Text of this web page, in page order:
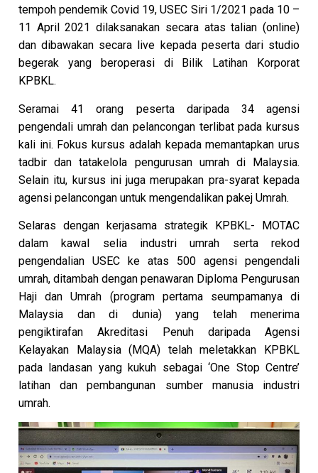
tempoh pendemik Covid 19, USEC Siri 1/2021 pada 10 –
11 April 2021 dilaksanakan secara atas talian (online)
dan dibawakan secara live kepada peserta dari studio
begerak yang beroperasi di Bilik Latihan Korporat
KPBKL.
Seramai 41 orang peserta daripada 34 agensi
pengendali umrah dan pelancongan terlibat pada kursus
kali ini. Fokus kursus adalah kepada memantapkan urus
tadbir dan tatakelola pengurusan umrah di Malaysia.
Selain itu, kursus ini juga merupakan pra-syarat kepada
agensi pelancongan untuk mengendalikan pakej Umrah.
Selaras dengan kerjasama strategik KPBKL- MOTAC
dalam kawal selia industri umrah serta rekod
pengendalian USEC ke atas 500 agensi pengendali
umrah, ditambah dengan penawaran Diploma Pengurusan
Haji dan Umrah (program pertama seumpamanya di
Malaysia dan di dunia) yang telah menerima
pengiktirafan Akreditasi Penuh daripada Agensi
Kelayakan Malaysia (MQA) telah meletakkan KPBKL
pada landasan yang kukuh sebagai ‘One Stop Centre’
latihan dan pembangunan sumber manusia industri
umrah.